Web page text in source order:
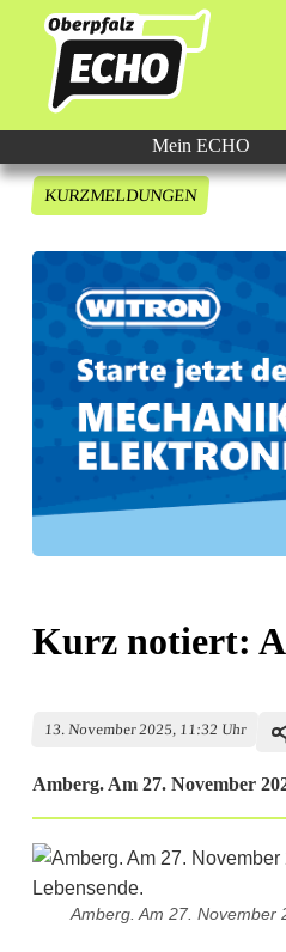
Mein ECHO
KURZMELDUNGEN
Kurz notiert:
13. November 2025, 11:32 Uhr
Amberg. Am 27. November
Amberg. Am 27. November